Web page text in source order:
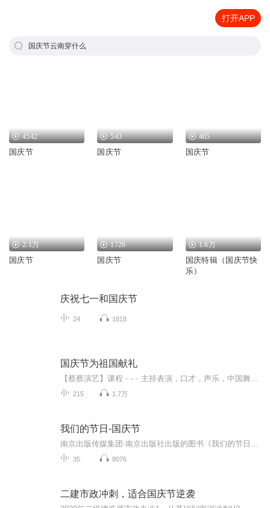
打开APP
国庆节云南穿什么
4542
国庆节
543
国庆节
465
国庆节
2.1万
国庆节
1726
国庆节
1.6万
国庆特辑（国庆节快
乐）
庆祝七一和国庆节
24 1818
国庆节为祖国献礼
215 1.7万
我们的节日-国庆节
35 8076
二建市政冲刺，适合国庆节逆袭